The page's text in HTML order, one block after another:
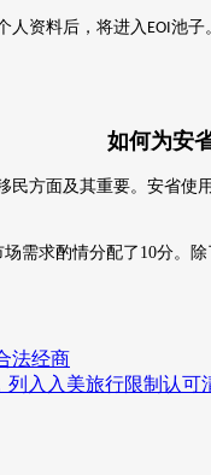
人资料后，将进入 EOI 池子
如何为安
民方面及其重要。安省使
需求酌情分配了10分。
法经商
列入入美旅行限制认可